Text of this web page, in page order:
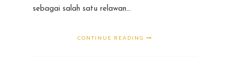
sebagai salah satu relawan...
CONTINUE READING